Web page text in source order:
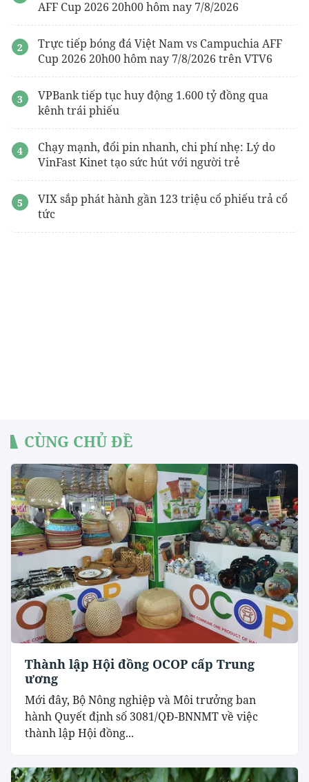
AFF Cup 2026 20h00 hôm nay 7/8/2026
Trực tiếp bóng đá Việt Nam vs Campuchia AFF
Cup 2026 20h00 hôm nay 7/8/2026 trên VTV6
VPBank tiếp tục huy động 1.600 tỷ đồng qua
kênh trái phiếu
Chạy mạnh, đổi pin nhanh, chi phí nhẹ: Lý do
VinFast Kinet tạo sức hút với người trẻ
VIX sắp phát hành gần 123 triệu cổ phiếu trả cổ
tức
CÙNG CHỦ ĐỀ
Thành lập Hội đồng OCOP cấp Trung
ương
Mới đây, Bộ Nông nghiệp và Môi trưởng ban
hành Quyết định số 3081/QĐ-BNNMT về việc
thành lập Hội đồng...